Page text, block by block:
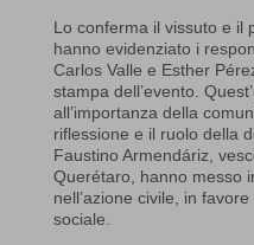
Lo conferma il vissuto e il
hanno evidenziato i
Carlos Valle e Esther
stampa dell’evento.
all’importanza della
riflessione e il ruolo della
Faustino Armendáriz,
Querétaro, hanno messo
nell’azione civile, in
sociale.